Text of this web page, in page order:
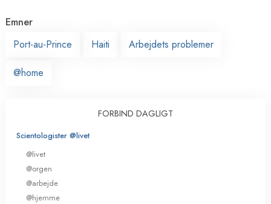
Emner
Port-au-Prince
Haiti Arbejdets problemer
@home
FORBIND DAGLIGT
Scientologister @livet
@livet
@orgen
@arbejde
@hjemme